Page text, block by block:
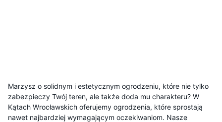
Marzysz o solidnym i estetycznym ogrodzeniu, które nie tylko
zabezpieczy Twój teren, ale także doda mu charakteru? W
Kątach Wrocławskich oferujemy ogrodzenia, które sprostają
nawet najbardziej wymagającym oczekiwaniom. Nasze